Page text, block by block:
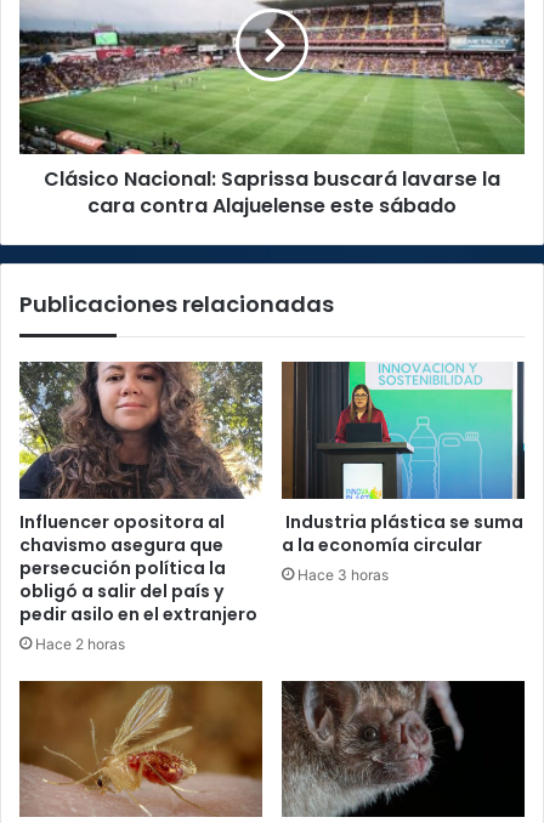
buscará
lavarse
la
cara
contra
Alajuelense
esteClásico Nacional: Saprissa buscará lavarse la
cara contra Alajuelense este sábado
Publicaciones relacionadas
Influencer opositora al
chavismo asegura que
persecución política la
obligó a salir del país y
pedir asilo en el extranjero
Hace 2 horas
Industria plástica se suma
a la economía circular
Hace 3 horas